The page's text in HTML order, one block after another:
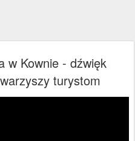
w Kownie - dźwięk
turystom